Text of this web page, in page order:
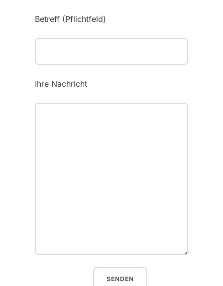
Betreff (Pflichtfeld)
Ihre Nachricht